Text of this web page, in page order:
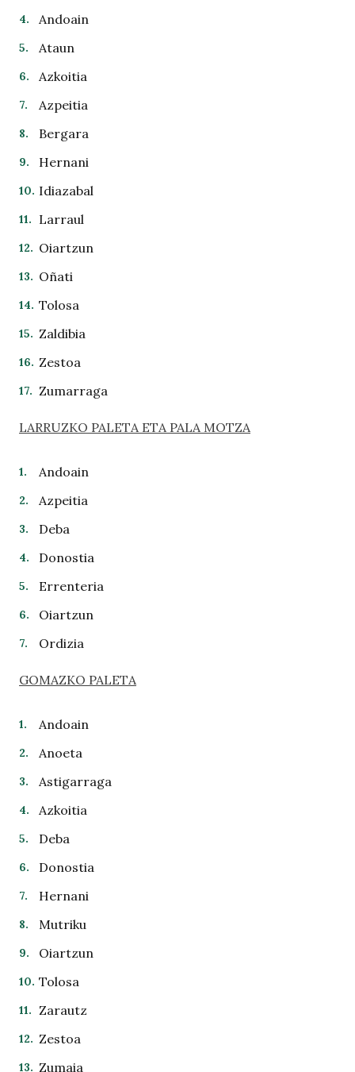
Andoain
Ataun
Azkoitia
Azpeitia
Bergara
Hernani
Idiazabal
Larraul
Oiartzun
Oñati
Tolosa
Zaldibia
Zestoa
Zumarraga
LARRUZKO PALETA ETA PALA MOTZA
Andoain
Azpeitia
Deba
Donostia
Errenteria
Oiartzun
Ordizia
GOMAZKO PALETA
Andoain
Anoeta
Astigarraga
Azkoitia
Deba
Donostia
Hernani
Mutriku
Oiartzun
Tolosa
Zarautz
Zestoa
Zumaia